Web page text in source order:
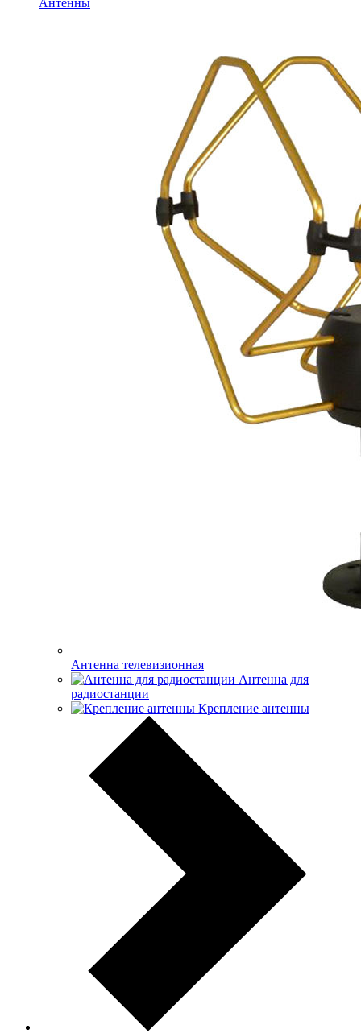
Антенна телевизионная
Антенна для
радиостанции
Крепление антенны